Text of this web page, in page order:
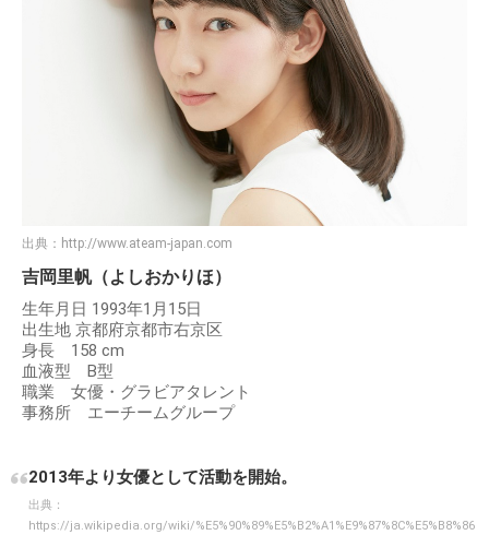
出典： http://www.ateam-japan.com
吉岡里帆（よしおかりほ）
生年月日 1993年1月15日
出生地 京都府京都市右京区
身長 158 cm
血液型 B型
職業 女優・グラビアタレント
事務所 エーチームグループ
2013年より女優として活動を開始。
出典：
https://ja.wikipedia.org/wiki/%E5%90%89%E5%B2%A1%E9%87%8C%E5%B8%86